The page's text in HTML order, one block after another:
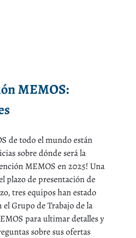
MEMOS:
de todo el mundo están
sobre dónde será la
MEMOS en 2025! Una
plazo de presentación de
tres equipos han estado
Grupo de Trabajo de la
para ultimar detalles y
sobre sus ofertas